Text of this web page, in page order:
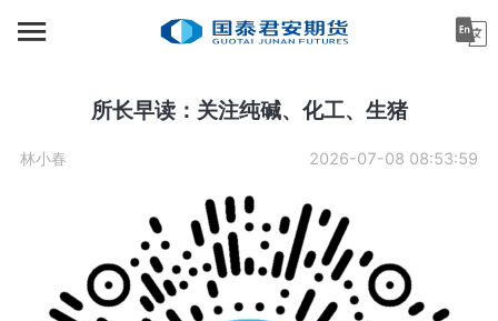
首页
资讯中心
机构金融
投资者教育
所长早读：关注纯碱、化工、生猪
林小春 2026-07-08 08:53:59